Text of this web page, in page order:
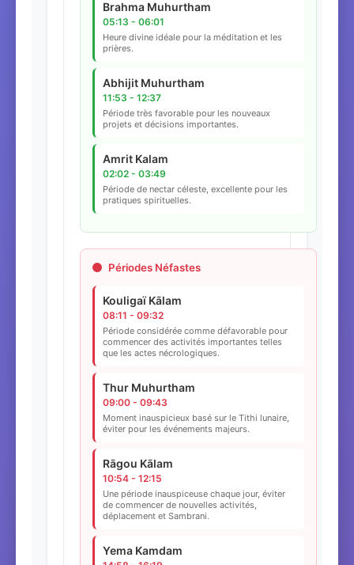
Brahma Muhurtham
05:13 - 06:01
Heure divine idéale pour la méditation et les
prières.
Abhijit Muhurtham
11:53 - 12:37
Période très favorable pour les nouveaux
projets et décisions importantes.
Amrit Kalam
02:02 - 03:49
Période de nectar céleste, excellente pour les
pratiques spirituelles.
Périodes Néfastes
Kouligaï Kālam
08:11 - 09:32
Période considérée comme défavorable pour
commencer des activités importantes telles
que les actes nécrologiques.
Thur Muhurtham
09:00 - 09:43
Moment inauspicieux basé sur le Tithi lunaire,
éviter pour les événements majeurs.
Rāgou Kālam
10:54 - 12:15
Une période inauspiceuse chaque jour, éviter
de commencer de nouvelles activités,
déplacement et Sambrani.
Yema Kamdam